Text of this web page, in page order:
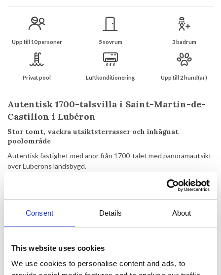
Consent Details About
This website uses cookies
We use cookies to personalise content and ads, to
Upp till 10 personer 5 sovrum 3 badrum
Privat pool Luftkonditionering Upp till 2 hund(ar)
Autentisk 1700-talsvilla i Saint-Martin-de-
Castillon i Lubéron
Stor tomt, vackra utsiktsterrasser och inhägnat
poolområde
Autentisk fastighet med anor från 1700-talet med panoramautsikt
över Luberons landsbygd.
med trädgård, avskilda terrasser och privat bad slå samman. Det är
en perfekt bas för vandrare och naturälskare.
Avignon och Aix en Provence kan nås med bil på cirka 1 timme och
trevliga städer och byar ligger inom en kort bilresa. Marseille och